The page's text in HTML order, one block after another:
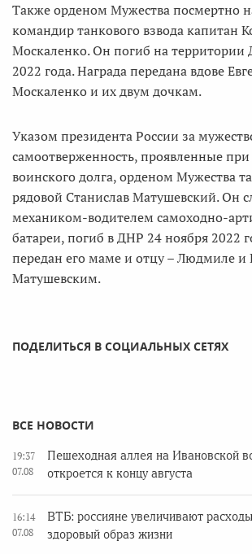
Также орденом Мужества посмертно
командир танкового взвода капитан
Москаленко. Он погиб на территории
2022 года. Награда передана вдове
Москаленко и их двум дочкам.
Указом президента России за
самоотверженность, проявленные
воинского долга, орденом Мужества
рядовой Станислав Матушевский. Он
механиком-водителем самоходно-
батареи, погиб в ДНР 24 ноября 2022
передан его маме и отцу – Людмиле и
Матушевским.
ПОДЕЛИТЬСЯ В СОЦИАЛЬНЫХ СЕТЯХ
ВСЕ НОВОСТИ
19:37
07.08
Пешеходная аллея на Ивановской
откроется к концу августа
16:14
07.08
ВТБ: россияне увеличивают
здоровый образ жизни